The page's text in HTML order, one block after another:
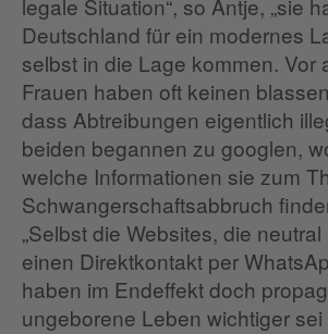
legale Situation“, so Antje, „sie
Deutschland für ein modernes
selbst in die Lage kommen. Vor
Frauen haben oft keinen
dass Abtreibungen eigentlich
beiden begannen zu googlen,
welche Informationen sie zum
Schwangerschaftsabbruch
„Selbst die Websites, die
einen Direktkontakt per
haben im Endeffekt doch
ungeborene Leben wichtiger